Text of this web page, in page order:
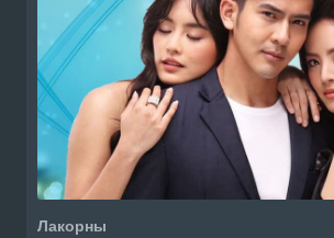
Лакорны